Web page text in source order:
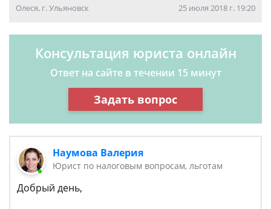
Олеся, г. Ульяновск 25 июля 2018 г. 19:20
Консультация юриста онлайн
Ответ на сайте в течении 15 минут
Задать вопрос
Наумова Валерия
Юрист по налоговым вопросам, льготам
Добрый день,